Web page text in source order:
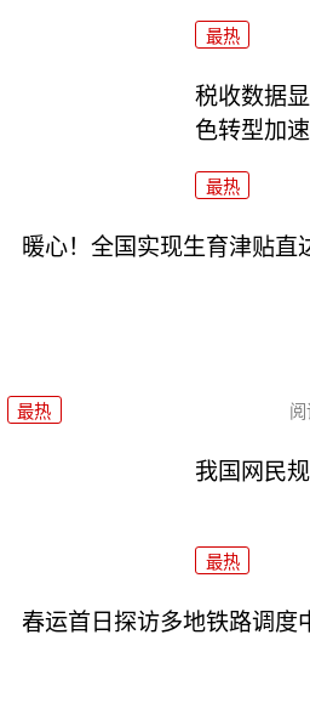
最热
税收数据
色转型加
最热
暖心！全国实现生育津贴直
最热
我国网民
最热
春运首日探访多地铁路调度